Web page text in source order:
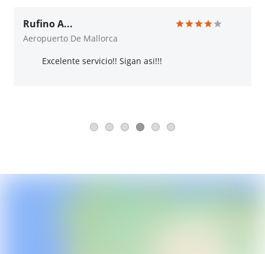
Rufino A...
Aeropuerto De Mallorca
Excelente servicio!! Sigan asi!!!